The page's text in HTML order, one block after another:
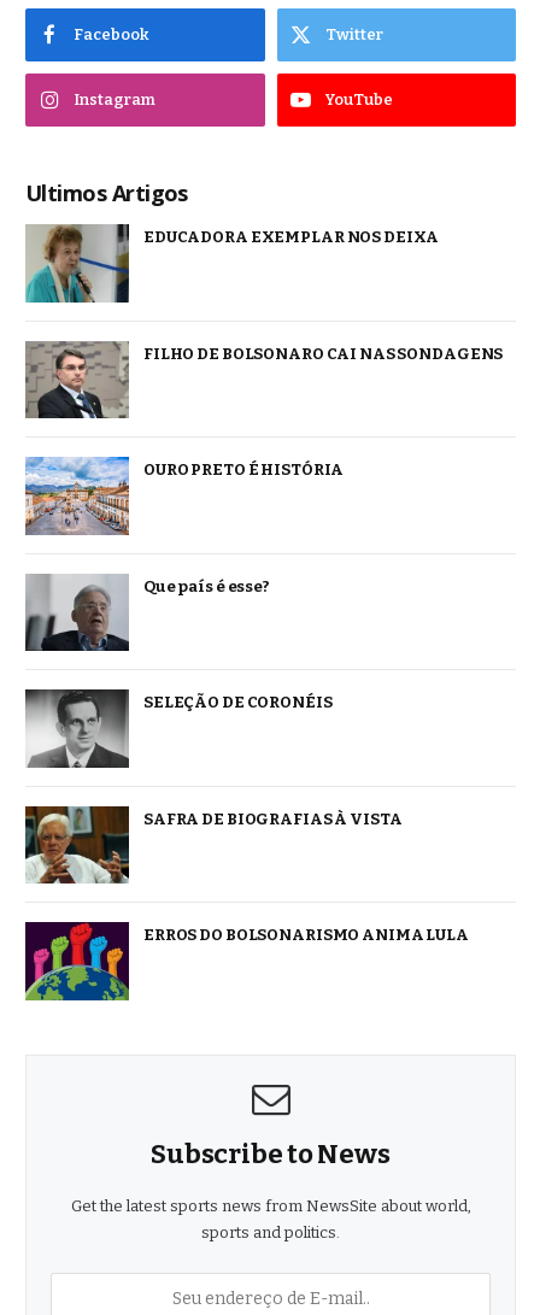
Facebook Twitter
Instagram YouTube
Ultimos Artigos
EDUCADORA EXEMPLAR NOS DEIXA
FILHO DE BOLSONARO CAI NAS SONDAGENS
OURO PRETO É HISTÓRIA
Que país é esse?
SELEÇÃO DE CORONÉIS
SAFRA DE BIOGRAFIAS À VISTA
ERROS DO BOLSONARISMO ANIMA LULA
Subscribe to News
Get the latest sports news from NewsSite about world,
sports and politics.